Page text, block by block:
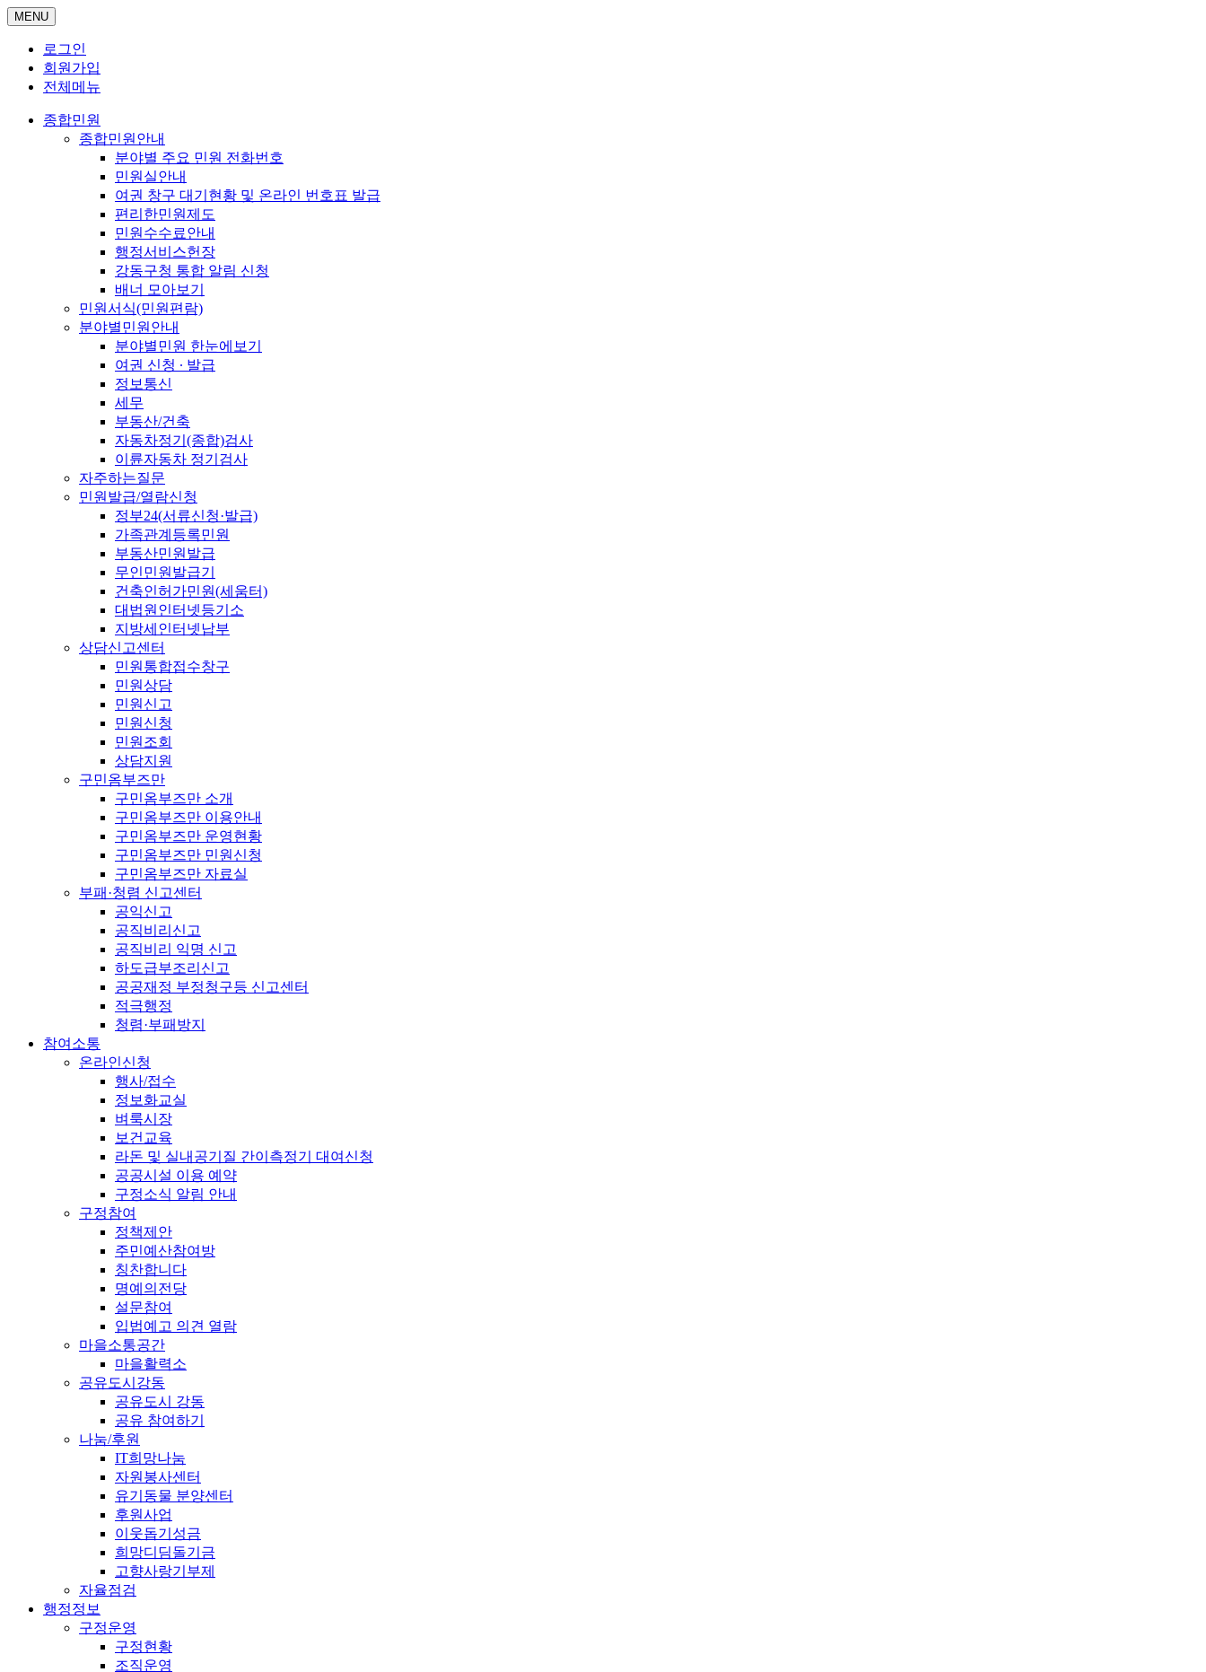
MENU
로그인
회원가입
전체메뉴
종합민원
종합민원안내
분야별 주요 민원 전화번호
민원실안내
여권 창구 대기현황 및 온라인 번호표 발급
편리한민원제도
민원수수료안내
행정서비스헌장
강동구청 통합 알림 신청
배너 모아보기
민원서식(민원편람)
분야별민원안내
분야별민원 한눈에보기
여권 신청 ∙ 발급
정보통신
세무
부동산/건축
자동차정기(종합)검사
이륜자동차 정기검사
자주하는질문
민원발급/열람신청
정부24(서류신청·발급)
가족관계등록민원
부동산민원발급
무인민원발급기
건축인허가민원(세움터)
대법원인터넷등기소
지방세인터넷납부
상담신고센터
민원통합접수창구
민원상담
민원신고
민원신청
민원조회
상담지원
구민옴부즈만
구민옴부즈만 소개
구민옴부즈만 이용안내
구민옴부즈만 운영현황
구민옴부즈만 민원신청
구민옴부즈만 자료실
부패·청렴 신고센터
공익신고
공직비리신고
공직비리 익명 신고
하도급부조리신고
공공재정 부정청구등 신고센터
적극행정
청렴·부패방지
참여소통
온라인신청
행사/접수
정보화교실
벼룩시장
보건교육
라돈 및 실내공기질 간이측정기 대여신청
공공시설 이용 예약
구정소식 알림 안내
구정참여
정책제안
주민예산참여방
칭찬합니다
명예의전당
설문참여
입법예고 의견 열람
마을소통공간
마을활력소
공유도시강동
공유도시 강동
공유 참여하기
나눔/후원
IT희망나눔
자원봉사센터
유기동물 분양센터
후원사업
이웃돕기성금
희망디딤돌기금
고향사랑기부제
자율점검
행정정보
구정운영
구정현황
조직운영